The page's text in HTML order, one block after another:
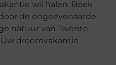
wil halen. Boek
de ongeëvenaarde
natuur van Twente.
droomvakantie